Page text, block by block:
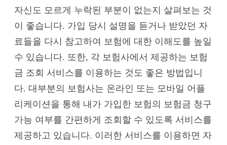
자신도 모르게 누락된 부분이 없는지 살펴보는 것
이 좋습니다. 가입 당시 설명을 듣거나 받았던 자
료들을 다시 참고하여 보험에 대한 이해도를 높일
수 있습니다. 또한, 각 보험사에서 제공하는 보험
금 조회 서비스를 이용하는 것도 좋은 방법입니
다. 대부분의 보험사는 온라인 또는 모바일 어플
리케이션을 통해 내가 가입한 보험의 보험금 청구
가능 여부를 간편하게 조회할 수 있도록 서비스를
제공하고 있습니다. 이러한 서비스를 이용하면 자